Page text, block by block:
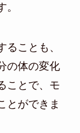
ことも、
の体の変化
ことで、モ
とができま